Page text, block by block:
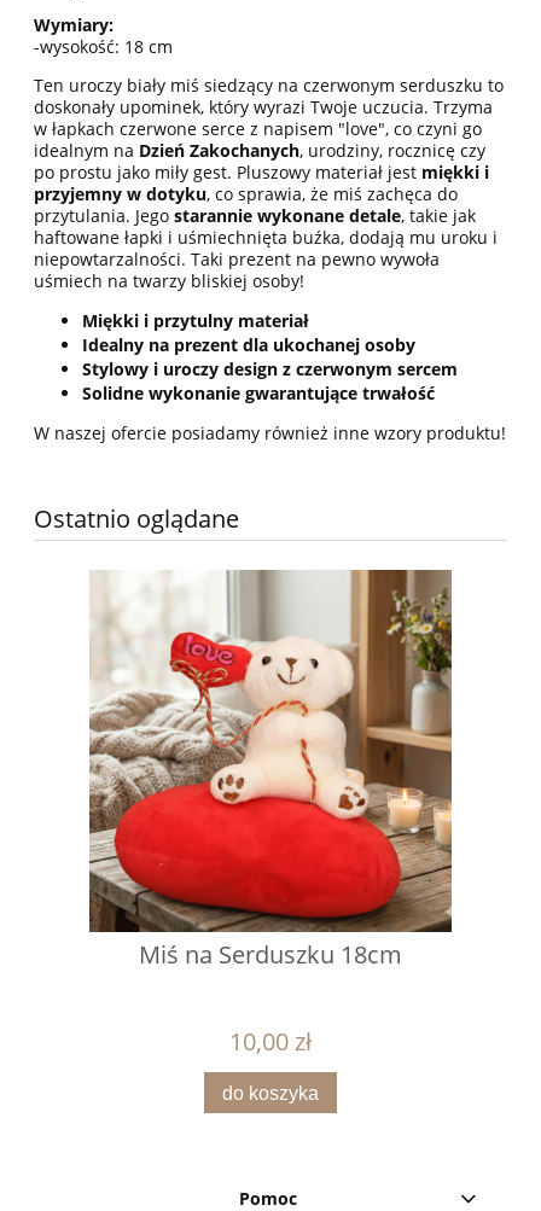
Wymiary:
-wysokość: 18 cm
Ten uroczy biały miś siedzący na czerwonym serduszku to
doskonały upominek, który wyrazi Twoje uczucia. Trzyma
w łapkach czerwone serce z napisem "love", co czyni go
idealnym na Dzień Zakochanych, urodziny, rocznicę czy
po prostu jako miły gest. Pluszowy materiał jest miękki i
przyjemny w dotyku, co sprawia, że miś zachęca do
przytulania. Jego starannie wykonane detale, takie jak
haftowane łapki i uśmiechnięta buźka, dodają mu uroku i
niepowtarzalności. Taki prezent na pewno wywoła
uśmiech na twarzy bliskiej osoby!
Miękki i przytulny materiał
Idealny na prezent dla ukochanej osoby
Stylowy i uroczy design z czerwonym sercem
Solidne wykonanie gwarantujące trwałość
W naszej ofercie posiadamy również inne wzory produktu!
Ostatnio oglądane
Miś na Serduszku 18cm
10,00 zł
do koszyka
Pomoc